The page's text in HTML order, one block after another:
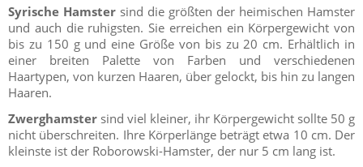
Syrische Hamster sind die größten der heimischen Hamster
und auch die ruhigsten. Sie erreichen ein Körpergewicht von
bis zu 150 g und eine Größe von bis zu 20 cm. Erhältlich in
einer breiten Palette von Farben und verschiedenen
Haartypen, von kurzen Haaren, über gelockt, bis hin zu langen
Haaren.
Zwerghamster sind viel kleiner, ihr Körpergewicht sollte 50 g
nicht überschreiten. Ihre Körperlänge beträgt etwa 10 cm. Der
kleinste ist der Roborowski-Hamster, der nur 5 cm lang ist.